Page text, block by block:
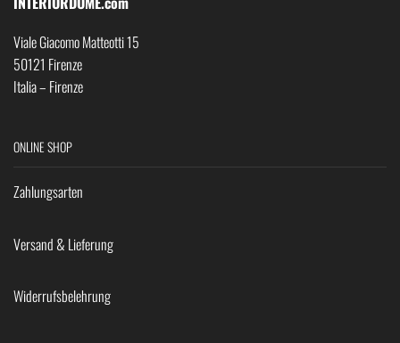
Viale Giacomo Matteotti 15
50121 Firenze
Italia – Firenze
ONLINE SHOP
Zahlungsarten
Versand & Lieferung
Widerrufsbelehrung